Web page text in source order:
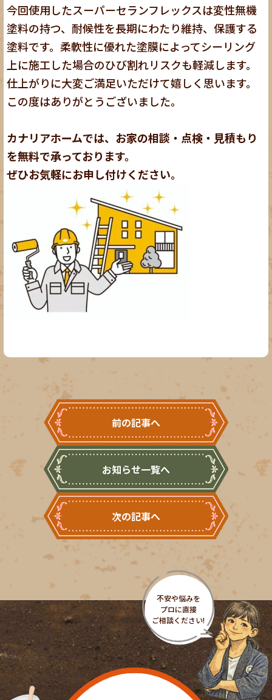
今回使用したスーパーセランフレックスは変性無機
塗料の持つ、耐候性を長期にわたり維持、保護する
塗料です。柔軟性に優れた塗膜によってシーリング
上に施工した場合のひび割れリスクも軽減します。
仕上がりに大変ご満足いただけて嬉しく思います。
この度はありがとうございました。
カナリアホームでは、お家の相談・点検・見積もり
を無料で承っております。
ぜひお気軽にお申し付けください。
前の記事へ
お知らせ一覧へ
次の記事へ